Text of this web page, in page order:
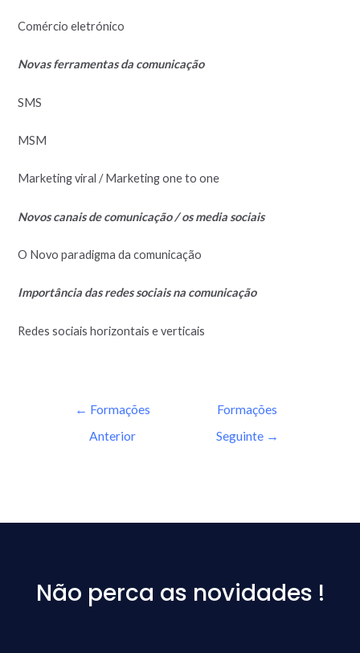
Comércio eletrónico
Novas ferramentas da comunicação
SMS
MSM
Marketing viral / Marketing one to one
Novos canais de comunicação / os media sociais
O Novo paradigma da comunicação
Importância das redes sociais na comunicação
Redes sociais horizontais e verticais
← Formações
Anterior
Formações
Seguinte →
Não perca as novidades !